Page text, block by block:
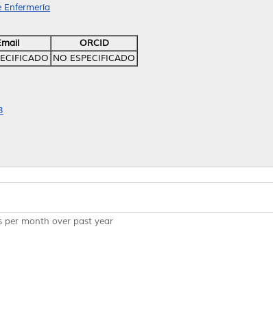
Enfermería
ORCID
NO ESPECIFICADO
per month over past year